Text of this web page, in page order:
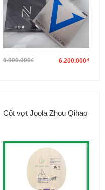
6.900.000₫ 6.200.000₫
Cốt vợt Joola Zhou Qihao